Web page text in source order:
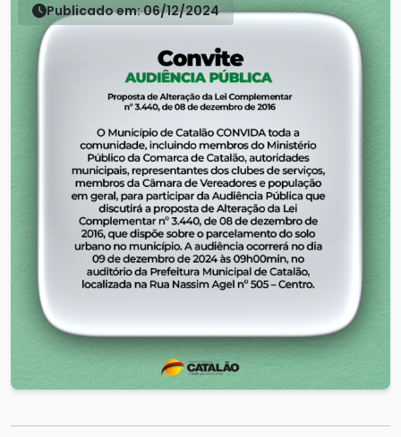
Publicado em: 06/12/2024